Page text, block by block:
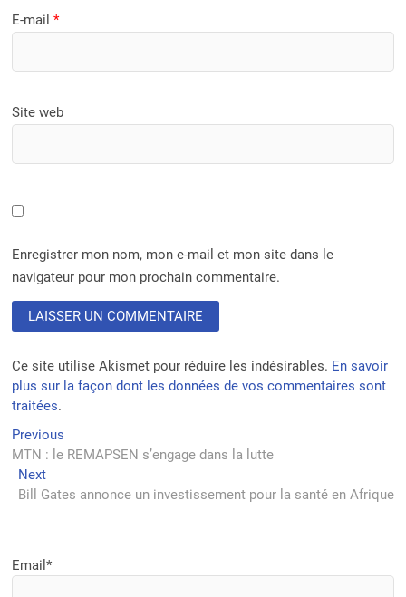
E-mail*
Site web
Enregistrer mon nom, mon e-mail et mon site dans le
navigateur pour mon prochain commentaire.
Ce site utilise Akismet pour réduire les indésirables. En savoir
plus sur la façon dont les données de vos commentaires sont
traitées.
Navigation
de
l’article
Previous
post:
MTN : le REMAPSEN s’engage dans la lutte
NextNext
post:
Bill Gates annonce un investissement pour la santé en Afrique
Email*